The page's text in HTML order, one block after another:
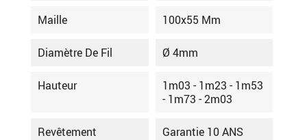
Maille 100x55 Mm
Diamètre De Fil Ø 4mm
Hauteur
1m03 - 1m23 - 1m53
- 1m73 - 2m03
Revêtement Garantie 10 ANS